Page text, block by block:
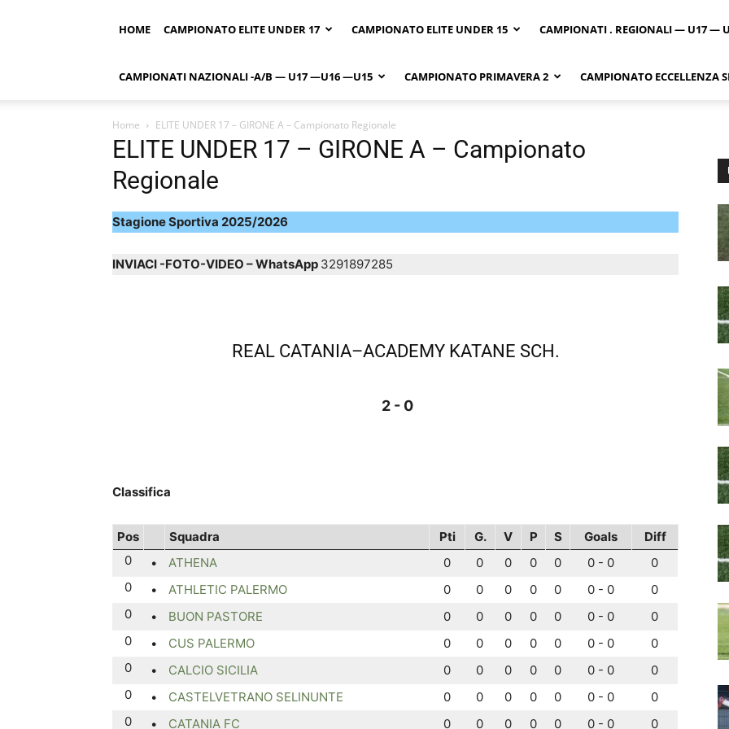
HOME CAMPIONATO ELITE UNDER 17 CAMPIONATO ELITE UNDER 15 CAMPIONATI . REGIONALI — U17 —
CAMPIONATI NAZIONALI -A/B — U17 —U16 —U15 CAMPIONATO PRIMAVERA 2 CAMPIONATO ECCELLENZA
Home ELITE UNDER 17 – GIRONE A – Campionato Regionale
ELITE UNDER 17 – GIRONE A – Campionato
Regionale
Stagione Sportiva 2025/2026
INVIACI -FOTO-VIDEO – WhatsApp 3291897285
REAL CATANIA–ACADEMY KATANE SCH.
2 - 0
Classifica
Pos Squadra Pti G. V P S Goals
Diff
0
• ATHENA 0 0 0 0 0 0 - 0
0
0
• ATHLETIC PALERMO 0 0 0 0 0 0 - 0
0
0
• BUON PASTORE 0 0 0 0 0 0 - 0
0
0
• CUS PALERMO 0 0 0 0 0 0 - 0
0
0
• CALCIO SICILIA 0 0 0 0 0 0 - 0
0
0
• CASTELVETRANO SELINUNTE 0 0 0 0 0 0 - 0
0
0
• CATANIA FC 0 0 0 0 0 0 - 0 0